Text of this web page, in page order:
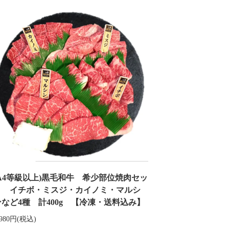
等級以上)黒毛和牛 希少部位焼肉セッ
イチボ・ミスジ・カイノミ・マルシ
など4種 計400g 【冷凍・送料込み】
円(税込)